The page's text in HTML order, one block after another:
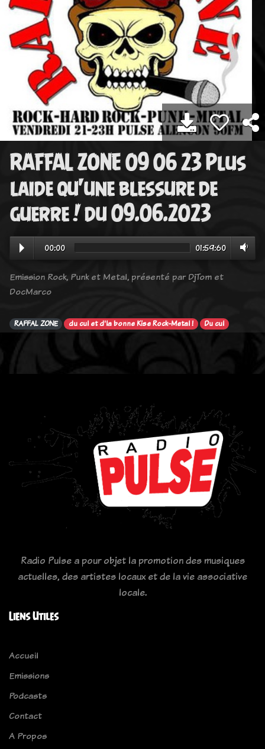
RAFFAL ZONE 09 06 23 Plus
laide qu'une blessure de
guerre ! du 09.06.2023
00:00 01:59:60
Emission Rock, Punk et Metal, présenté par DjTom et
DocMarco
RAFFAL ZONE du cul et d'la bonne Kise Rock-Metal ! Du cul
Radio Pulse a pour objet la promotion des musiques
actuelles, des artistes locaux et de la vie associative
locale.
Liens Utiles
Accueil
Emissions
Podcasts
Contact
A Propos